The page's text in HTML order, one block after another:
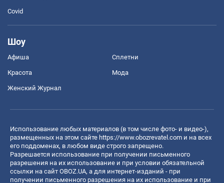
Covid
Шоу
Афиша Сплетни
Красота Мода
Женский Журнал
Использование любых материалов (в том числе фото- и видео-),
размещенных на этом сайте https://www.obozrevatel.com и на всех
его поддоменах, в любом виде строго запрещено.
Разрешается использование при получении письменного
разрешения на их использование и при условии обязательной
ссылки на сайт OBOZ.UA, а для интернет-изданий - при
получении письменного разрешения на их использование и при